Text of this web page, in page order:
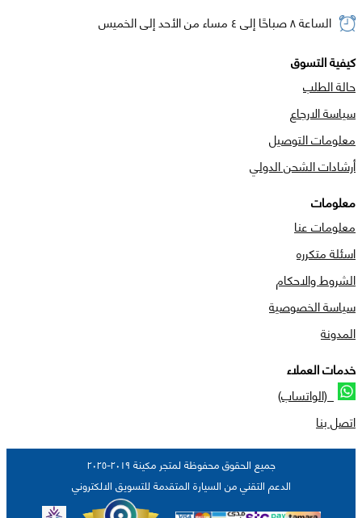
الساعة ٨ صباحًا إلى ٤ مساء من الأحد إلى الخميس
كيفية التسوق
حالة الطلب
سياسة الارجاع
معلومات التوصيل
أرشادات الشحن الدولي
معلومات
معلومات عنا
اسئلة متكرره
الشروط والاحكام
سياسة الخصوصية
المدونة
خدمات العملاء
(الواتساب)
اتصل بنا
جميع الحقوق محفوظة لمتجر مكينة ٢٠١٩-٢٠٢٥
الدعم التقني من السيارة المتقدمة للتسويق الالكتروني